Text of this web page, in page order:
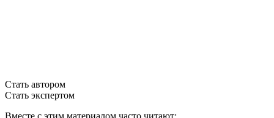
Стать автором
Стать экспертом